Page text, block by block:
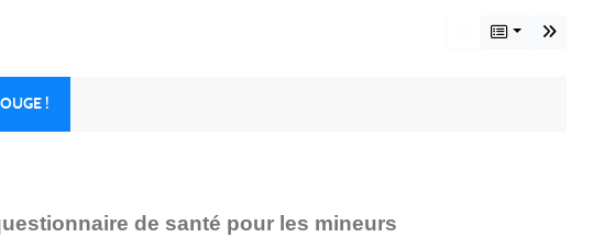
!
de santé pour les mineurs